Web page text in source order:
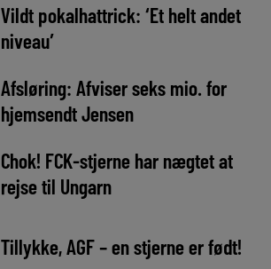
Vildt pokalhattrick: ‘Et helt andet
niveau’
Afsløring: Afviser seks mio. for
hjemsendt Jensen
Chok! FCK-stjerne har nægtet at
rejse til Ungarn
Tillykke, AGF – en stjerne er født!